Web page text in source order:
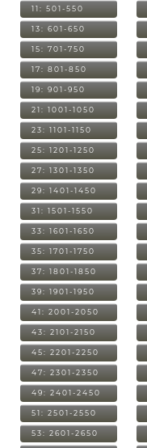
11: 501-550
13: 601-650
15: 701-750
17: 801-850
19: 901-950
21: 1001-1050
23: 1101-1150
25: 1201-1250
27: 1301-1350
29: 1401-1450
31: 1501-1550
33: 1601-1650
35: 1701-1750
37: 1801-1850
39: 1901-1950
41: 2001-2050
43: 2101-2150
45: 2201-2250
47: 2301-2350
49: 2401-2450
51: 2501-2550
53: 2601-2650